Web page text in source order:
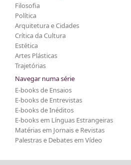
Filosofia
Política
Arquitetura e Cidades
Crítica da Cultura
Estética
Artes Plásticas
Trajetórias
Navegar numa série
E-books de Ensaios
E-books de Entrevistas
E-books de Inéditos
E-books em Línguas Estrangeiras
Matérias em Jornais e Revistas
Palestras e Debates em Vídeo